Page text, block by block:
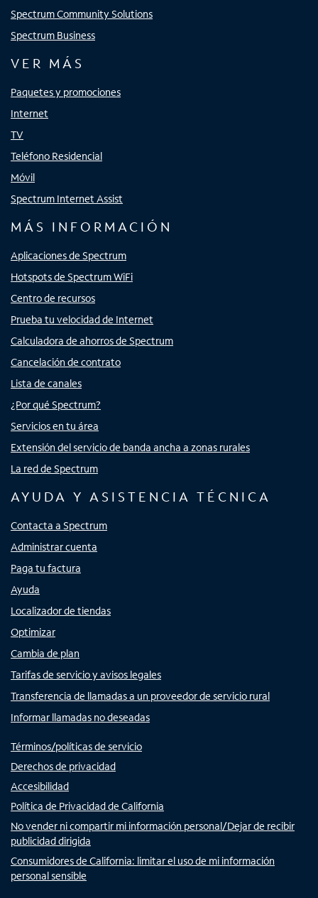
Spectrum Community Solutions
Spectrum Business
VER MÁS
Paquetes y promociones
Internet
TV
Teléfono Residencial
Móvil
Spectrum Internet Assist
MÁS INFORMACIÓN
Aplicaciones de Spectrum
Hotspots de Spectrum WiFi
Centro de recursos
Prueba tu velocidad de Internet
Calculadora de ahorros de Spectrum
Cancelación de contrato
Lista de canales
¿Por qué Spectrum?
Servicios en tu área
Extensión del servicio de banda ancha a zonas rurales
La red de Spectrum
AYUDA Y ASISTENCIA TÉCNICA
Contacta a Spectrum
Administrar cuenta
Paga tu factura
Ayuda
Localizador de tiendas
Optimizar
Cambia de plan
Tarifas de servicio y avisos legales
Transferencia de llamadas a un proveedor de servicio rural
Informar llamadas no deseadas
Términos/políticas de servicio
Derechos de privacidad
Accesibilidad
Política de Privacidad de California
No vender ni compartir mi información personal/Dejar de recibir
publicidad dirigida
Consumidores de California: limitar el uso de mi información
personal sensible